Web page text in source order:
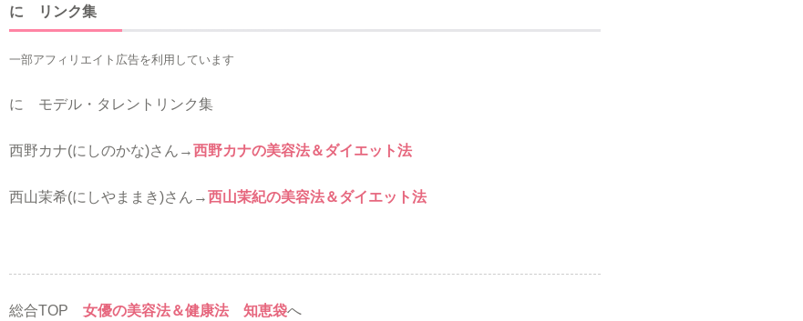
に リンク集
一部アフィリエイト広告を利用しています
に モデル・タレントリンク集
西野カナ(にしのかな)さん→西野カナの美容法＆ダイエット法
西山茉希(にしやままき)さん→西山茉紀の美容法＆ダイエット法
総合TOP 女優の美容法＆健康法 知恵袋へ